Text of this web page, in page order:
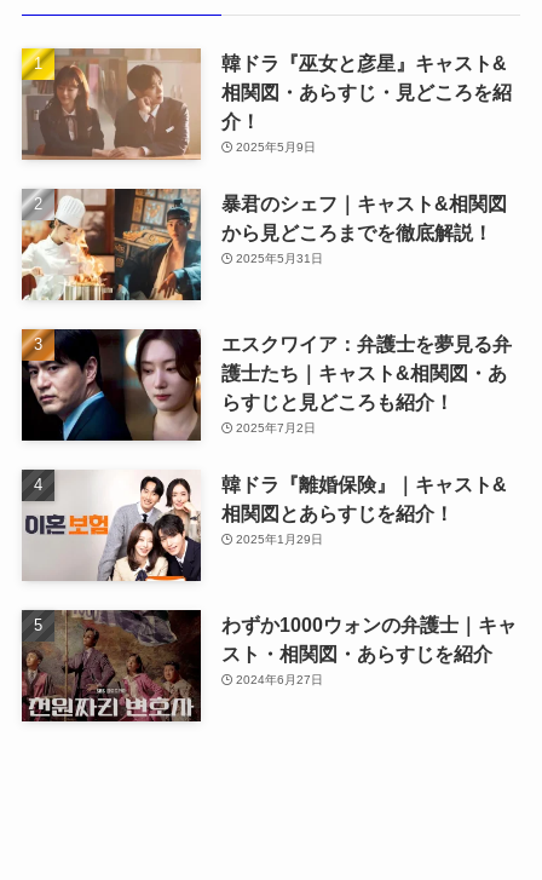
韓ドラ『巫女と彦星』キャスト&
相関図・あらすじ・見どころを紹
介！
2025年5月9日
暴君のシェフ｜キャスト&相関図
から見どころまでを徹底解説！
2025年5月31日
エスクワイア：弁護士を夢見る弁
護士たち｜キャスト&相関図・あ
らすじと見どころも紹介！
2025年7月2日
韓ドラ『離婚保険』｜キャスト&
相関図とあらすじを紹介！
2025年1月29日
わずか1000ウォンの弁護士｜キャ
スト・相関図・あらすじを紹介
2024年6月27日